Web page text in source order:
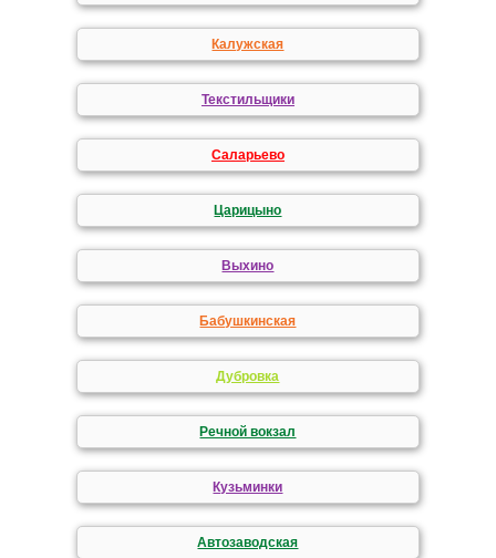
Калужская
Текстильщики
Саларьево
Царицыно
Выхино
Бабушкинская
Дубровка
Речной вокзал
Кузьминки
Автозаводская